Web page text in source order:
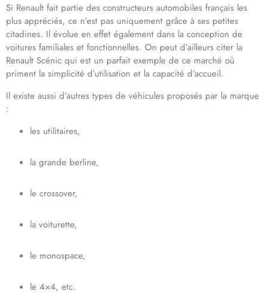
Si Renault fait partie des constructeurs automobiles français les
plus appréciés, ce n’est pas uniquement grâce à ses petites
citadines. Il évolue en effet également dans la conception de
voitures familiales et fonctionnelles. On peut d’ailleurs citer la
Renault Scénic qui est un parfait exemple de ce marché où
priment la simplicité d’utilisation et la capacité d’accueil.
Il existe aussi d’autres types de véhicules proposés par la marque
:
les utilitaires,
la grande berline,
le crossover,
la voiturette,
le monospace,
le 4×4, etc.